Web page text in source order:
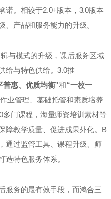
诺。相较于2.0+版本，3.0版本
、产品和服务能力的升级。
与模式的升级，课后服务区域
给与特色供给。3.0推
普惠、优质均衡”和“一校一
业管理、基础托管和素质培养
多门课程，海量师资培训素材等
障教学质量、促进成果外化。B
通过监管工具、课程升级、师
造特色服务体系。
服务的最有效手段，而鸿合三